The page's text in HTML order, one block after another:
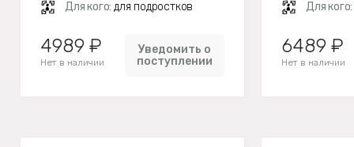
Для кого: для подростков
4989 ₽
Нет в наличии
Уведомить о
поступлении
Для кого:
6489 ₽
Нет в наличии